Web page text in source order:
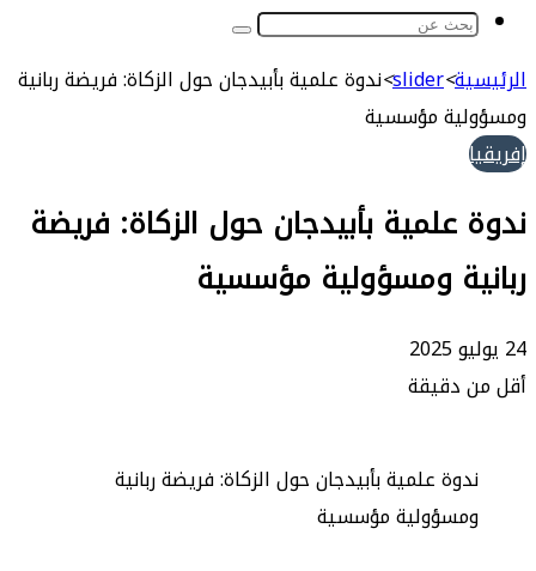
بحث
>
slider
>ندوة علمية بأبيدجان حول الزكاة: فريضة ربانية
مؤسسية
بأبيدجان حول الزكاة: فريضة
ومسؤولية مؤسسية
علمية بأبيدجان حول الزكاة: فريضة ربانية
مؤسسية